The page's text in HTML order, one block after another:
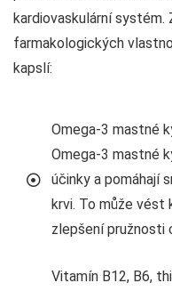
kardiovaskulární systém.
farmakologických
kapslí:
Omega-3 mastné
Omega-3 mastné
účinky a pomáhají
krvi. To může vést
zlepšení pružnosti
Vitamín B12, B6,